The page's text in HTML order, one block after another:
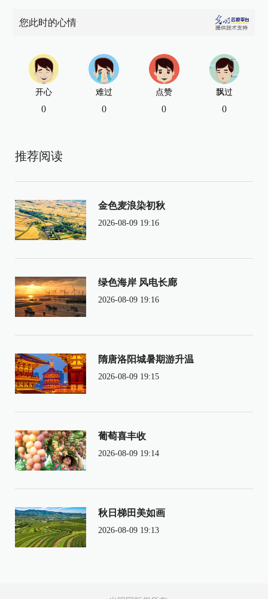
您此时的心情
开心
0
难过
0
点赞
0
飘过
0
推荐阅读
金色麦浪染初秋
2026-08-09 19:16
绿色海岸 风电长廊
2026-08-09 19:16
隋唐洛阳城暑期游升温
2026-08-09 19:15
葡萄喜丰收
2026-08-09 19:14
秋日梯田美如画
2026-08-09 19:13